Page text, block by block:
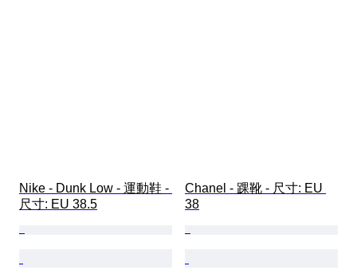
Nike - Dunk Low - 運動鞋 -
尺寸: EU 38.5
Chanel - 踝靴 - 尺寸: EU
38